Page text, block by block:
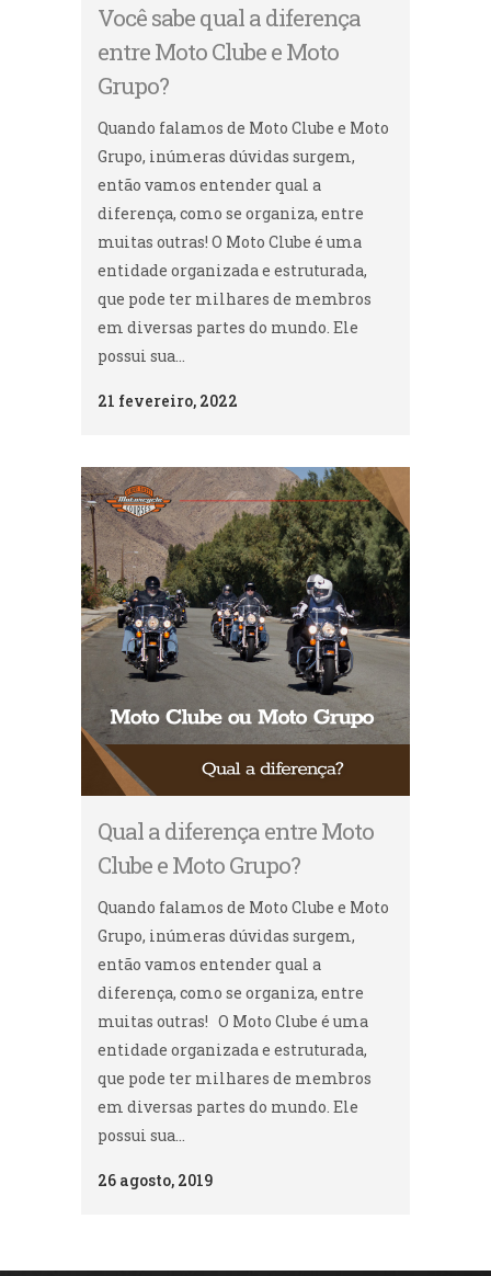
Você sabe qual a diferença
entre Moto Clube e Moto
Grupo?
Quando falamos de Moto Clube e Moto
Grupo, inúmeras dúvidas surgem,
então vamos entender qual a
diferença, como se organiza, entre
muitas outras! O Moto Clube é uma
entidade organizada e estruturada,
que pode ter milhares de membros
em diversas partes do mundo. Ele
possui sua...
21 fevereiro, 2022
Qual a diferença entre Moto
Clube e Moto Grupo?
Quando falamos de Moto Clube e Moto
Grupo, inúmeras dúvidas surgem,
então vamos entender qual a
diferença, como se organiza, entre
muitas outras! O Moto Clube é uma
entidade organizada e estruturada,
que pode ter milhares de membros
em diversas partes do mundo. Ele
possui sua...
26 agosto, 2019